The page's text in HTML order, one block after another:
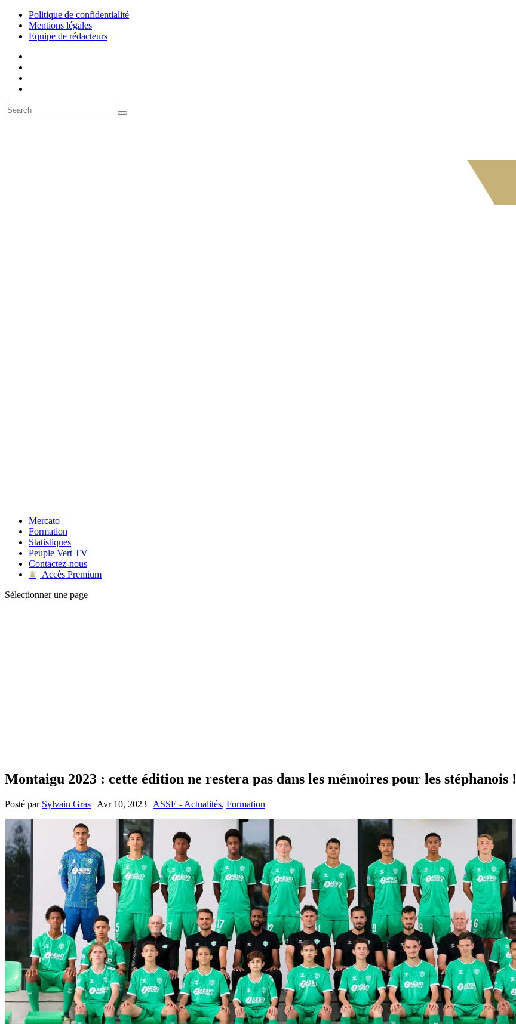
Politique de confidentialité
Mentions légales
Equipe de rédacteurs
Mercato
Formation
Statistiques
Peuple Vert TV
Contactez-nous
♛
Accès Premium
Sélectionner une page
Montaigu 2023 : cette édition ne restera pas dans les mémoires pour les stéphanois !
Posté par Sylvain Gras | Avr 10, 2023 | ASSE - Actualités, Formation